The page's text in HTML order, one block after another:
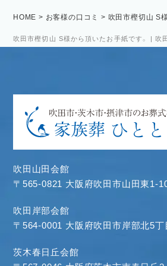
吹田市樫切山 S様から頂いたお手紙です。 | 吹田
HOME > お客様の口コミ > 吹田市樫切山 S
吹田山田会館
〒565-0821 大阪府吹田市山田東1-
吹田岸部会館
〒564-0001 大阪府吹田市岸部北5丁
茨木春日丘会館